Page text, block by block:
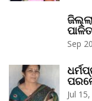
ପାଳିତ
Sep
Jul